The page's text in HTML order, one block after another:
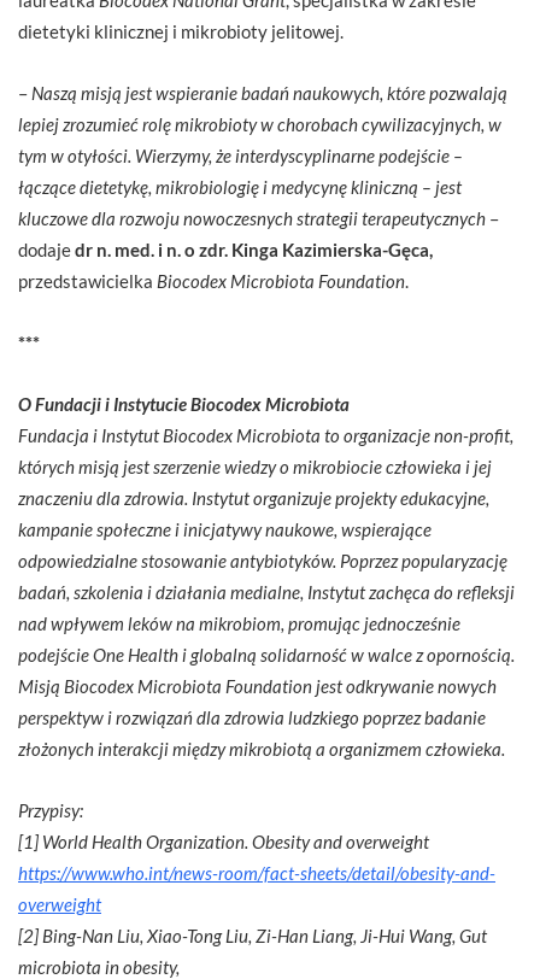
dietetyki klinicznej i mikrobioty jelitowej.
– Naszą misją jest wspieranie badań naukowych, które pozwalają
lepiej zrozumieć rolę mikrobioty w chorobach cywilizacyjnych, w
tym w otyłości. Wierzymy, że interdyscyplinarne podejście –
łączące dietetykę, mikrobiologię i medycynę kliniczną – jest
kluczowe dla rozwoju nowoczesnych strategii terapeutycznych –
dodajedr n. med. i n. o zdr. Kinga Kazimierska-Gęca,
przedstawicielka Biocodex Microbiota Foundation
***
O Fundacji i Instytucie Biocodex Microbiota
Fundacja i Instytut Biocodex Microbiota to organizacje non-profit,
których misją jest szerzenie wiedzy o mikrobiocie człowieka i jej
znaczeniu dla zdrowia. Instytut organizuje projekty edukacyjne,
kampanie społeczne i inicjatywy naukowe, wspierające
odpowiedzialne stosowanie antybiotyków. Poprzez popularyzację
badań, szkolenia i działania medialne, Instytut zachęca do refleksji
nad wpływem leków na mikrobiom, promując jednocześnie
podejście One Health i globalną solidarność w walce z opornością.
Misją Biocodex Microbiota Foundation jest odkrywanie nowych
perspektyw i rozwiązań dla zdrowia ludzkiego poprzez badanie
złożonych interakcji między mikrobiotą a organizmem człowieka.
Przypisy:
[1] World Health Organization. Obesity and overweight
https://www.who.int/news-room/fact-sheets/detail/obesity-and-
overweight
[2] Bing-Nan Liu, Xiao-Tong Liu, Zi-Han Liang, Ji-Hui Wang, Gut
microbiota in obesity,